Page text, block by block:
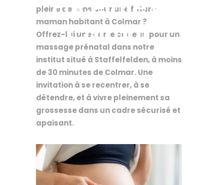
Enceinte à
Colmar
pleine de sens pour une future
maman habitant à Colmar ?
Offrez-lui une carte cadeau pour un
massage prénatal dans notre
institut situé à Staffelfelden, à moins
de 30 minutes de Colmar. Une
invitation à se recentrer, à se
détendre, et à vivre pleinement sa
grossesse dans un cadre sécurisé et
apaisant.